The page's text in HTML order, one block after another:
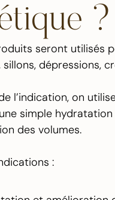
?
seront utilisés
dépressions,
l’indication, on
simple hydratation
des volumes.
: